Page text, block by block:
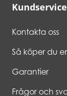
Kundservice
Kontakta oss
Så köper du
Garantier
Frågor och